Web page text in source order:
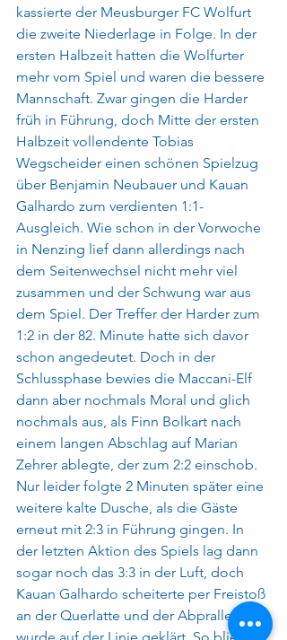
kassierte der Meusburger FC Wolfurt
die zweite Niederlage in Folge. In der
ersten Halbzeit hatten die Wolfurter
mehr vom Spiel und waren die bessere
Mannschaft. Zwar gingen die Harder
früh in Führung, doch Mitte der ersten
Halbzeit vollendente Tobias
Wegscheider einen schönen Spielzug
über Benjamin Neubauer und Kauan
Galhardo zum verdienten 1:1-
Ausgleich. Wie schon in der Vorwoche
in Nenzing lief dann allerdings nach
dem Seitenwechsel nicht mehr viel
zusammen und der Schwung war aus
dem Spiel. Der Treffer der Harder zum
1:2 in der 82. Minute hatte sich davor
schon angedeutet. Doch in der
Schlussphase bewies die Maccani-Elf
dann aber nochmals Moral und glich
nochmals aus, als Finn Bolkart nach
einem langen Abschlag auf Marian
Zehrer ablegte, der zum 2:2 einschob.
Nur leider folgte 2 Minuten später eine
weitere kalte Dusche, als die Gäste
erneut mit 2:3 in Führung gingen. In
der letzten Aktion des Spiels lag dann
sogar noch das 3:3 in der Luft, doch
Kauan Galhardo scheiterte per Freistoß
an der Querlatte und der Abpraller